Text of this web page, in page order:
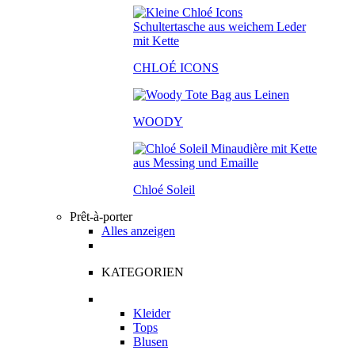
CHLOÉ ICONS
WOODY
Chloé Soleil
Prêt-à-porter
Alles anzeigen
KATEGORIEN
Kleider
Tops
Blusen